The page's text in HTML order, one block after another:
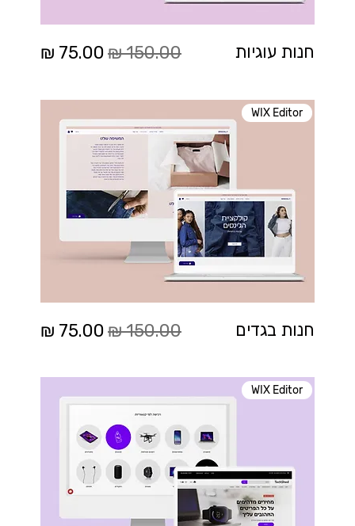
חנות עוגיות מחיר רגיל מחיר מבצע
WIX Editor
חנות בגדים מחיר רגיל מחיר מבצע
WIX Editor